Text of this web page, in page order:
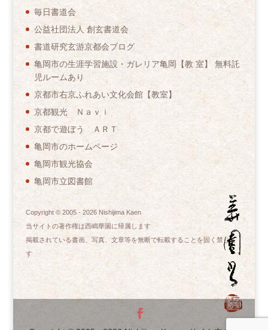
毎日書道会
公益社団法人 創玄書道会
書道研究玄游京都会ブログ
亀岡市の生涯学習施設・ガレリア亀岡【教 室】 無料託
児ルームあり
京都市右京ふれあい文化会館【教室】
京都観光 Ｎａｖｉ
京都で遊ぼう ＡＲＴ
亀岡市のホームページ
亀岡市観光協会
亀岡市立図書館
Copyright © 2005 - 2026Nishijima Kaen
当サイトの著作権は西嶋華園に帰属します
掲載されている書画、写真、文章等を無断で転載することを固く禁じま
す